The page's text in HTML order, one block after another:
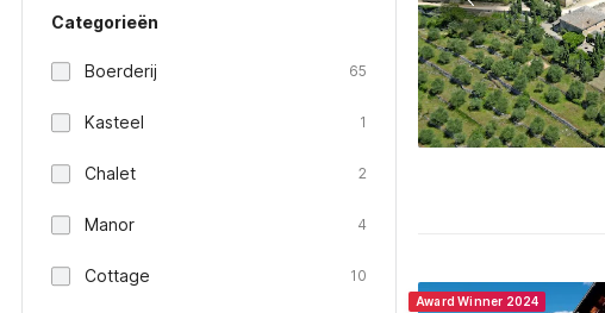
Categorieën
Boerderij 65
Kasteel 1
Chalet 2
Manor 4
Cottage 10
Award Winner 2024